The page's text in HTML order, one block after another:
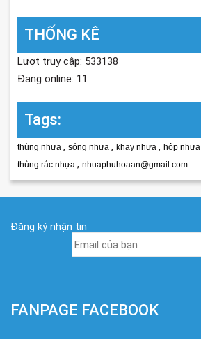
THỐNG KÊ
Lượt truy cập: 533138
Đang online: 11
Tags:
thùng nhựa , sóng nhựa , khay nhựa , hộp nhựa
thùng rác nhựa , nhuaphuhoaan@gmail.com
Đăng ký nhận tin
FANPAGE FACEBOOK